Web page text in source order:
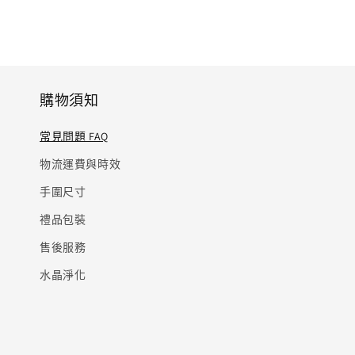
購物須知
常見問題 FAQ
物流運費與時效
手圍尺寸
禮品包裝
售後服務
水晶淨化